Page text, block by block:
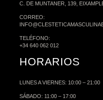
C. DE MUNTANER, 139,
CORREO:
TELÉFONO:
+34 640 062 012
HORARIOS
LUNES A VIERNES: 10:00 – 21:00
SÁBADO: 11:00 – 17:00